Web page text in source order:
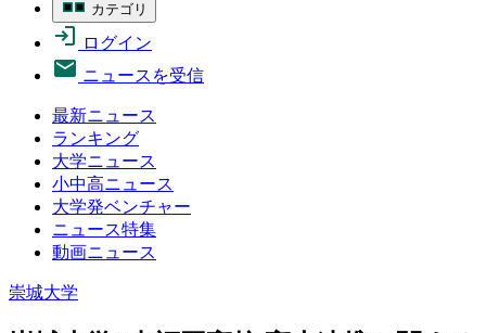
カテゴリ
ログイン
ニュースを受信
最新ニュース
ランキング
大学ニュース
小中高ニュース
大学発ベンチャー
ニュース特集
動画ニュース
崇城大学